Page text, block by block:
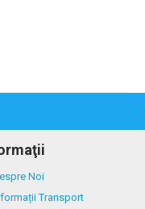
Noi
Transport